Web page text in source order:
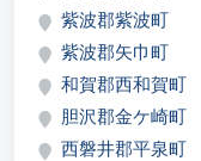
紫波郡紫波町
紫波郡矢巾町
和賀郡西和賀町
胆沢郡金ケ崎町
西磐井郡平泉町